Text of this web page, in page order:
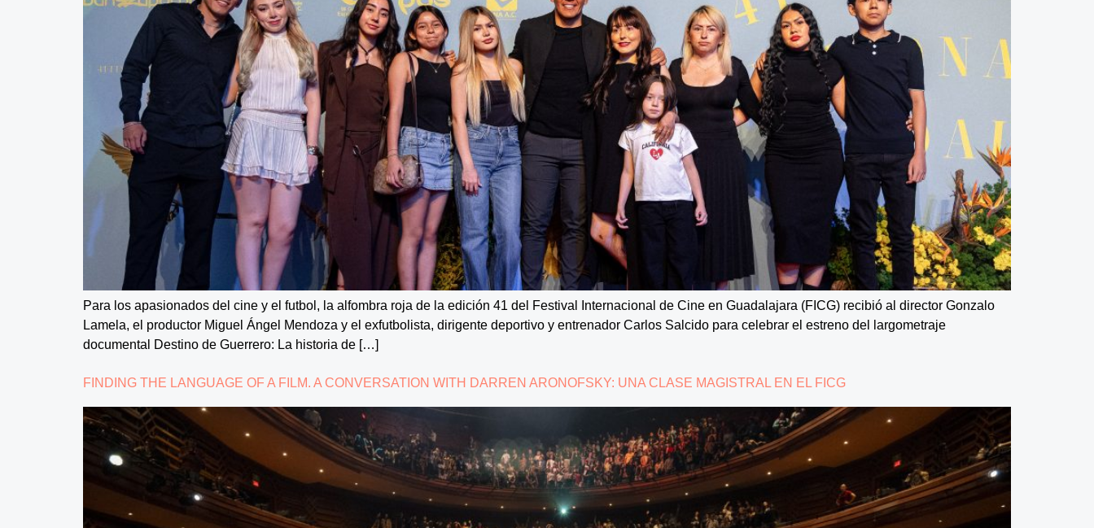
Para los apasionados del cine y el futbol, la alfombra roja de la edición 41 del Festival Internacional de Cine en Guadalajara (FICG) recibió al director Gonzalo
Lamela, el productor Miguel Ángel Mendoza y el exfutbolista, dirigente deportivo y entrenador Carlos Salcido para celebrar el estreno del largometraje
documental Destino de Guerrero: La historia de […]
FINDING THE LANGUAGE OF A FILM. A CONVERSATION WITH DARREN ARONOFSKY: UNA CLASE MAGISTRAL EN EL FICG